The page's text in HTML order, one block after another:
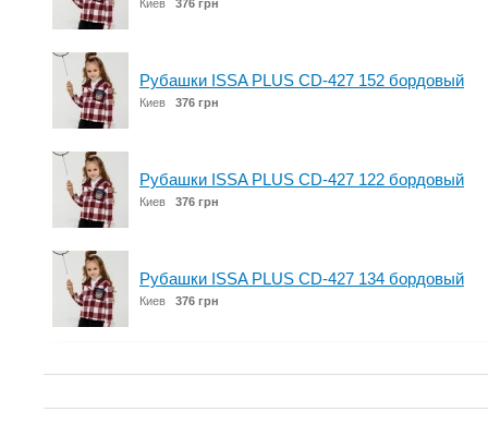
Киев 376 грн
Рубашки ISSA PLUS CD-427 152 бордовый
Киев 376 грн
Рубашки ISSA PLUS CD-427 122 бордовый
Киев 376 грн
Рубашки ISSA PLUS CD-427 134 бордовый
Киев 376 грн